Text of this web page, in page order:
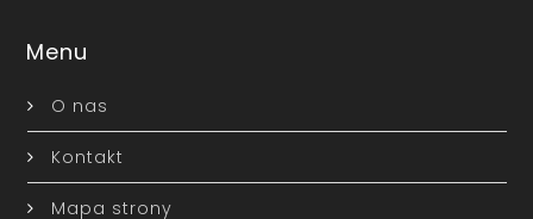
Menu
O nas
Kontakt
Mapa strony